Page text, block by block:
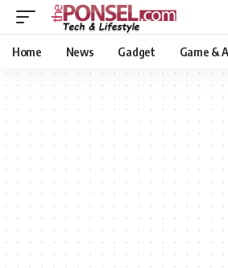
Home News Gadget Game &